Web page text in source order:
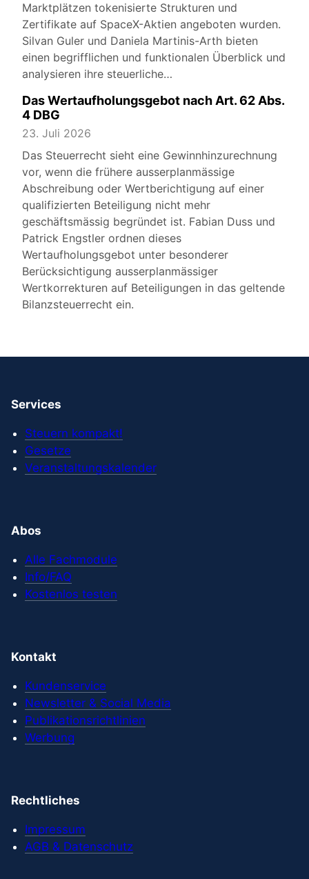
Marktplätzen tokenisierte Strukturen und
Zertifikate auf SpaceX-Aktien angeboten wurden.
Silvan Guler und Daniela Martinis-Arth bieten
einen begrifflichen und funktionalen Überblick und
analysieren ihre steuerliche…
Das Wertaufholungsgebot nach Art. 62 Abs.
4 DBG
23. Juli 2026
Das Steuerrecht sieht eine Gewinnhinzurechnung
vor, wenn die frühere ausserplanmässige
Abschreibung oder Wertberichtigung auf einer
qualifizierten Beteiligung nicht mehr
geschäftsmässig begründet ist. Fabian Duss und
Patrick Engstler ordnen dieses
Wertaufholungsgebot unter besonderer
Berücksichtigung ausserplanmässiger
Wertkorrekturen auf Beteiligungen in das geltende
Bilanzsteuerrecht ein.
Services
Steuern kompakt!
Gesetze
Veranstaltungskalender
Abos
Alle Fachmodule
Info/FAQ
Kostenlos testen
Kontakt
Kundenservice
Newsletter & Social Media
Publikationsrichtlinien
Werbung
Rechtliches
Impressum
AGB & Datenschutz